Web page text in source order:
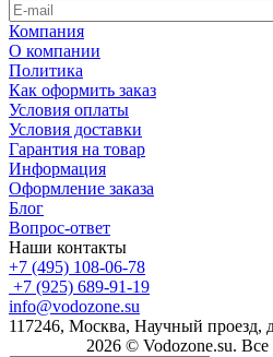
Компания
О компании
Политика
Как оформить заказ
Условия оплаты
Условия доставки
Гарантия на товар
Информация
Оформление заказа
Блог
Вопрос-ответ
Наши контакты
+7 (495) 108-06-78
+7 (925) 689-91-19
info@vodozone.su
117246, Москва, Научный проезд,
2026 © Vodozone.su.